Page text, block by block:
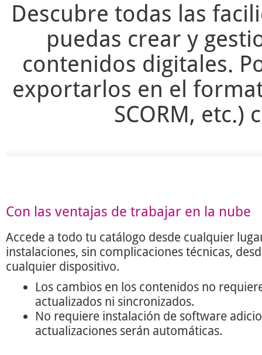
Descubre todas las
puedas crear y
contenidos digitales.
exportarlos en el
SCORM, etc.)
Con las ventajas de trabajar en la nube
Accede a todo tu catálogo desde cualquier
instalaciones, sin complicaciones técnicas,
cualquier dispositivo.
Los cambios en los contenidos no
actualizados ni sincronizados.
No requiere instalación de software
actualizaciones serán automáticas.